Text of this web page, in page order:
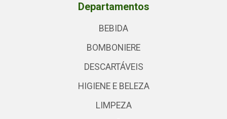
Departamentos
BEBIDA
BOMBONIERE
DESCARTÁVEIS
HIGIENE E BELEZA
LIMPEZA